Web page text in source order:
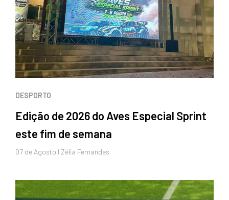
DESPORTO
Edição de 2026 do Aves Especial Sprint
este fim de semana
07 de Agosto I Zélia Fernandes